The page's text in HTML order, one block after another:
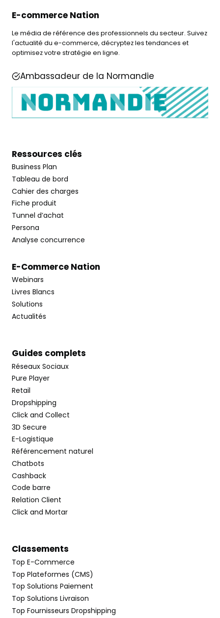
E-commerce Nation
Le média de référence des professionnels du secteur. Suivez
l'actualité du e-commerce, décryptez les tendances et
optimisez votre stratégie en ligne.
Ambassadeur de la Normandie
Ressources clés
Business Plan
Tableau de bord
Cahier des charges
Fiche produit
Tunnel d’achat
Persona
Analyse concurrence
E-Commerce Nation
Webinars
Livres Blancs
Solutions
Actualités
Guides complets
Réseaux Sociaux
Pure Player
Retail
Dropshipping
Click and Collect
3D Secure
E-Logistique
Référencement naturel
Chatbots
Cashback
Code barre
Relation Client
Click and Mortar
Classements
Top E-Commerce
Top Plateformes (CMS)
Top Solutions Paiement
Top Solutions Livraison
Top Fournisseurs Dropshipping